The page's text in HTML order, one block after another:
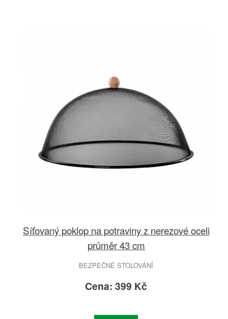
Síťovaný poklop na potraviny z nerezové oceli
průměr 43 cm
BEZPEČNÉ STOLOVÁNÍ
Cena: 399 Kč